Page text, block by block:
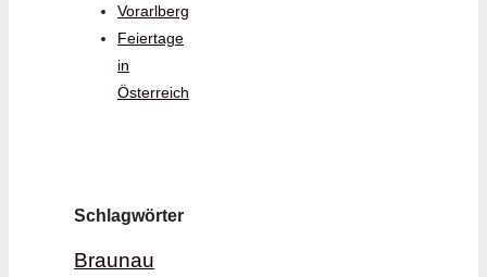
Vorarlberg
Feiertage
in
Österreich
Schlagwörter
Braunau